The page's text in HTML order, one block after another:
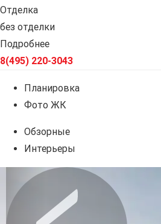
Отделка
без отделки
Подробнее
8(495) 220-3043
Планировка
Фото ЖК
Обзорные
Интерьеры